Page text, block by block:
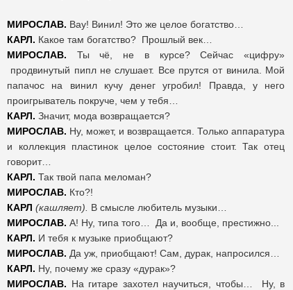
МИРОСЛАВ. Вау! Винил! Это же целое богатство…
КАРЛ. Какое там богатство? Прошлый век…
МИРОСЛАВ. Ты чё, не в курсе? Сейчас «цифру»
продвинутый пипл не слушает. Все прутся от винила. Мой
папачос на винил кучу денег угробил! Правда, у него
проигрыватель покруче, чем у тебя…
КАРЛ. Значит, мода возвращается?
МИРОСЛАВ. Ну, может, и возвращается. Только аппаратура
и коллекция пластинок целое состояние стоит. Так отец
говорит…
КАРЛ. Так твой папа меломан?
МИРОСЛАВ. Кто?!
КАРЛ (кашляет).
В смысле любитель музыки…
МИРОСЛАВ. А! Ну, типа того… Да и, вообще, престижно...
КАРЛ. И тебя к музыке приобщают?
МИРОСЛАВ. Да уж, приобщают! Сам, дурак, напросился…
КАРЛ. Ну, почему же сразу «дурак»?
МИРОСЛАВ. На гитаре захотел научиться, чтобы… Ну, в